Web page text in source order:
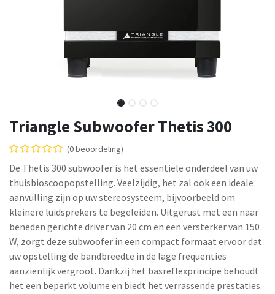
Triangle Subwoofer Thetis 300
(0 beoordeling)
De Thetis 300 subwoofer is het essentiële onderdeel van uw
thuisbioscoopopstelling. Veelzijdig, het zal ook een ideale
aanvulling zijn op uw stereosysteem, bijvoorbeeld om
kleinere luidsprekers te begeleiden. Uitgerust met een naar
beneden gerichte driver van 20 cm en een versterker van 150
W, zorgt deze subwoofer in een compact formaat ervoor dat
uw opstelling de bandbreedte in de lage frequenties
aanzienlijk vergroot. Dankzij het basreflexprincipe behoudt
het een beperkt volume en biedt het verrassende prestaties.